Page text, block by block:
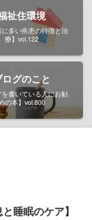
祉住環境
に多い疾患の特徴と治
療】vol.122
ログのこと
を書いている人にお勧
の本】vol.800
睡眠のケア】